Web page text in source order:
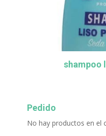
shampoo
Pedido
No hay productos en el